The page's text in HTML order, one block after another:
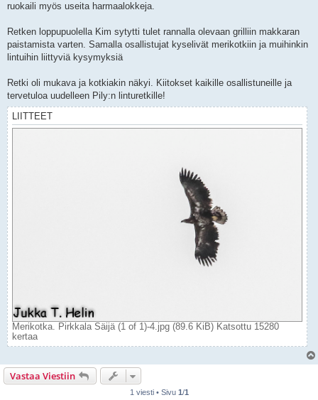
ruokaili myös useita harmaalokkeja.
Retken loppupuolella Kim sytytti tulet rannalla olevaan grilliin makkaran
paistamista varten. Samalla osallistujat kyselivät merikotkiin ja muihinkin
lintuihin liittyviä kysymyksiä
Retki oli mukava ja kotkiakin näkyi. Kiitokset kaikille osallistuneille ja
tervetuloa uudelleen Pily:n linturetkille!
LIITTEET
Merikotka. Pirkkala Säijä (1 of 1)-4.jpg (89.6 KiB) Katsottu 15280
kertaa
Vastaa Viestiin
1 viesti • Sivu 1/1